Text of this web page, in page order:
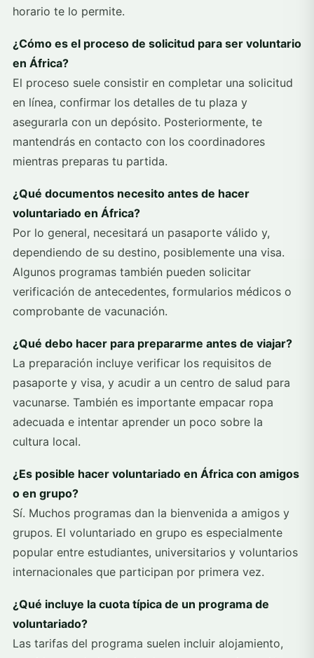
horario te lo permite.
¿Cómo es el proceso de solicitud para ser voluntario
en África?
El proceso suele consistir en completar una solicitud
en línea, confirmar los detalles de tu plaza y
asegurarla con un depósito. Posteriormente, te
mantendrás en contacto con los coordinadores
mientras preparas tu partida.
¿Qué documentos necesito antes de hacer
voluntariado en África?
Por lo general, necesitará un pasaporte válido y,
dependiendo de su destino, posiblemente una visa.
Algunos programas también pueden solicitar
verificación de antecedentes, formularios médicos o
comprobante de vacunación.
¿Qué debo hacer para prepararme antes de viajar?
La preparación incluye verificar los requisitos de
pasaporte y visa, y acudir a un centro de salud para
vacunarse. También es importante empacar ropa
adecuada e intentar aprender un poco sobre la
cultura local.
¿Es posible hacer voluntariado en África con amigos
o en grupo?
Sí. Muchos programas dan la bienvenida a amigos y
grupos. El voluntariado en grupo es especialmente
popular entre estudiantes, universitarios y voluntarios
internacionales que participan por primera vez.
¿Qué incluye la cuota típica de un programa de
voluntariado?
Las tarifas del programa suelen incluir alojamiento,